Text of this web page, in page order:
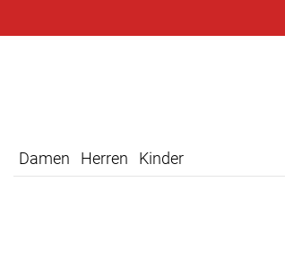
Damen Herren Kinder